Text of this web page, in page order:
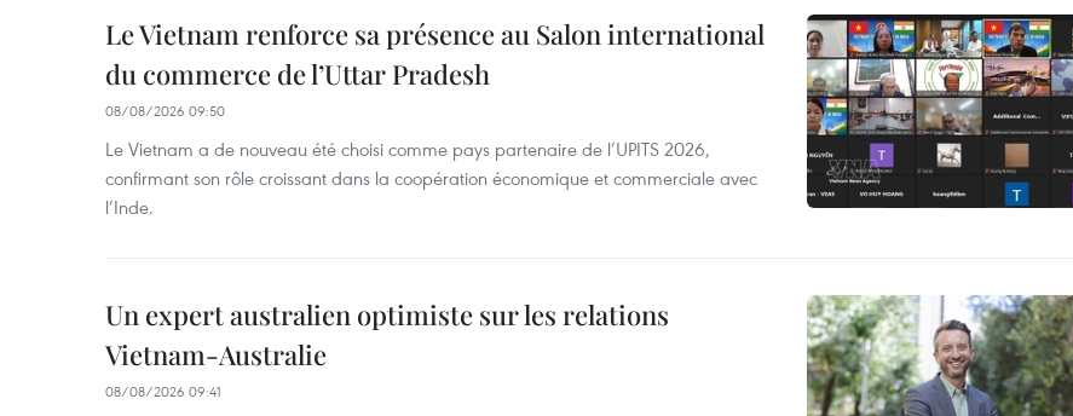
Le Vietnam renforce sa présence au Salon international
du commerce de l’Uttar Pradesh
08/08/2026 09:50
Le Vietnam a de nouveau été choisi comme pays partenaire de l’UPITS 2026,
confirmant son rôle croissant dans la coopération économique et commerciale avec
l’Inde.
Un expert australien optimiste sur les relations
Vietnam-Australie
08/08/2026 09:41